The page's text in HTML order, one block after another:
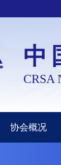
中
CRSA
协会概况